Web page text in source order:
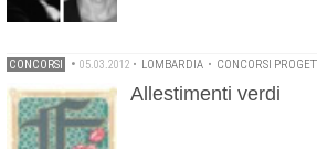
CONCORSI • 05.03.2012 • LOMBARDIA • CONCORSI
Allestimenti verdi